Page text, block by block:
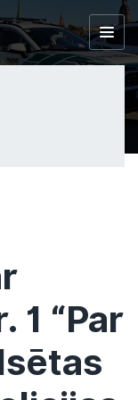
1 “Par